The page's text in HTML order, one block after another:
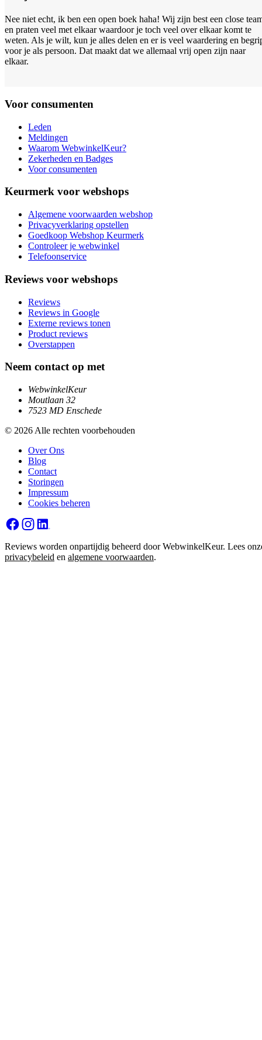
Nee niet echt, ik ben een open boek haha! Wij zijn best een close
en praten veel met elkaar waardoor je toch veel over elkaar komt te
weten. Als je wilt, kun je alles delen en er is veel waardering en
voor je als persoon. Dat maakt dat we allemaal vrij open zijn naar
elkaar.
Voor consumenten
Leden
Meldingen
Waarom WebwinkelKeur?
Zekerheden en Badges
Voor consumenten
Keurmerk voor webshops
Algemene voorwaarden webshop
Privacyverklaring opstellen
Goedkoop Webshop Keurmerk
Controleer je webwinkel
Telefoonservice
Reviews voor webshops
Reviews
Reviews in Google
Externe reviews tonen
Product reviews
Overstappen
Neem contact op met
WebwinkelKeur
Moutlaan 32
7523 MD Enschede
© 2026 Alle rechten voorbehouden
Over Ons
Blog
Contact
Storingen
Impressum
Cookies beheren
Reviews worden onpartijdig beheerd door WebwinkelKeur. Lees
privacybeleid en algemene voorwaarden.